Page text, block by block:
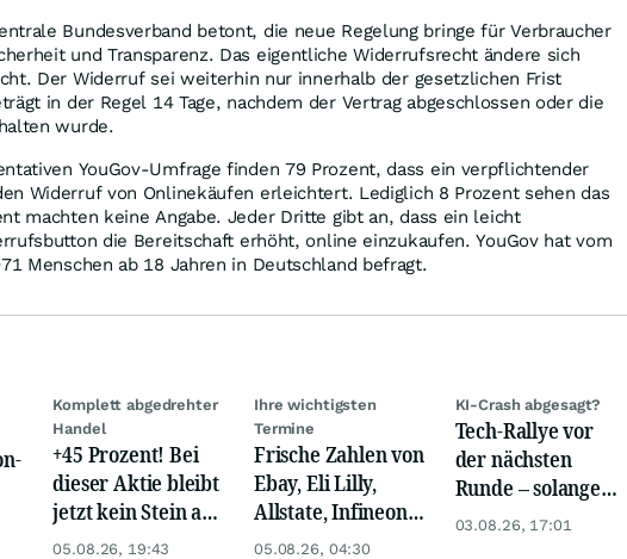
Bundesverband betont, die neue Regelung bringe für Verbraucher
und Transparenz. Das eigentliche Widerrufsrecht ändere sich
Der Widerruf sei weiterhin nur innerhalb der gesetzlichen Frist
in der Regel 14 Tage, nachdem der Vertrag abgeschlossen oder die
wurde.
YouGov-Umfrage finden 79 Prozent, dass ein verpflichtender
Widerruf von Onlinekäufen erleichtert. Lediglich 8 Prozent sehen das
machten keine Angabe. Jeder Dritte gibt an, dass ein leicht
die Bereitschaft erhöht, online einzukaufen. YouGov hat vom
Menschen ab 18 Jahren in Deutschland befragt.
Komplett abgedrehter
Handel
+45 Prozent! Bei
dieser Aktie bleibt
jetzt kein Stein auf
dem anderen!
05.08.26, 19:43
Ihre wichtigsten
Termine
Frische Zahlen von
Ebay, Eli Lilly,
Allstate, Infineon,
Novo Nordisk,
05.08.26, 04:30
KI-Crash abgesagt?
Tech-Rallye vor
der nächsten
Runde – solange
diese eine Zahl
03.08.26, 17:01